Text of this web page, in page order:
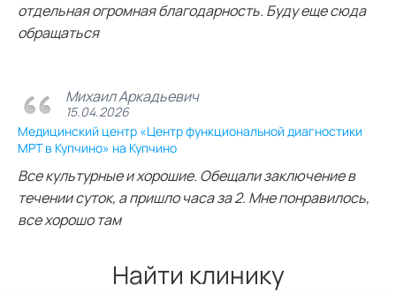
отдельная огромная благодарность. Буду еще сюда
обращаться
Михаил Аркадьевич
15.04.2026
Медицинский центр «Центр функциональной диагностики
МРТ в Купчино» на Купчино
Все культурные и хорошие. Обещали заключение в
течении суток, а пришло часа за 2. Мне понравилось,
все хорошо там
Найти клинику